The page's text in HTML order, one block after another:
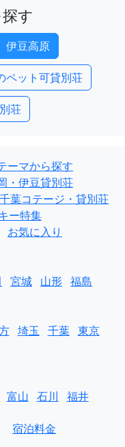
宿泊料金
す
伊豆高原
ペット可貸別荘
荘
ーマから探す
・伊豆貸別荘
千葉コテージ・貸別荘
ー特集
お気に入り
宮城 山形 福島
埼玉 千葉 東京
富山 石川 福井